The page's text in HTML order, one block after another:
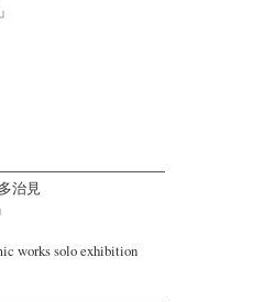
治見
works solo exhibition